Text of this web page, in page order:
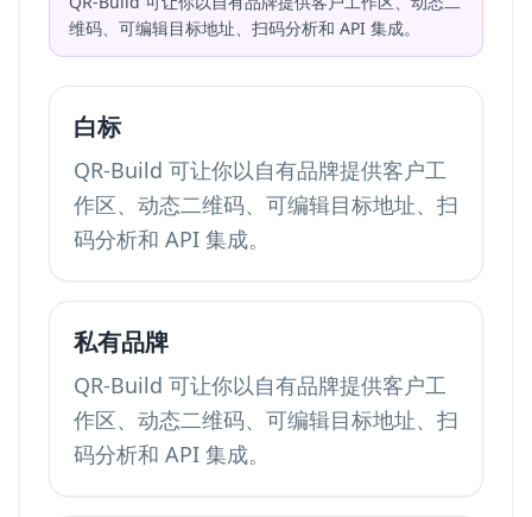
维码、可编辑目标地址、扫码分析和 API 集成。
白标
QR-Build 可让你以自有品牌提供客户工
作区、动态二维码、可编辑目标地址、扫
码分析和 API 集成。
私有品牌
QR-Build 可让你以自有品牌提供客户工
作区、动态二维码、可编辑目标地址、扫
码分析和 API 集成。